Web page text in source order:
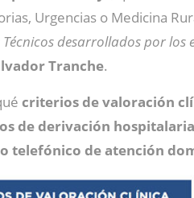
Urgencias o Medicina
desarrollados por
Tranche.
criterios de valoración
de derivación hospitalaria
telefónico de atención